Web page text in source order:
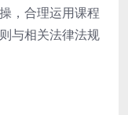
，合理运用课程
与相关法律法规